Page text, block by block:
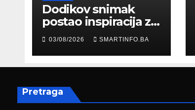
Dodikov snimak
postao inspiracija za
šale: Građani kroz
parodiju poslali
poruku
03/08/2026 SMARTINFO.BA
Pretraga